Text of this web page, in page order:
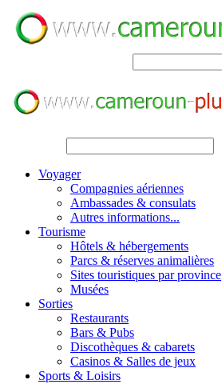
Voyager
Compagnies aériennes
Ambassades & consulats
Autres informations...
Tourisme
Hôtels & hébergements
Parcs & réserves animalières
Sites touristiques par province
Musées
Sorties
Restaurants
Bars & Pubs
Discothèques & cabarets
Casinos & Salles de jeux
Sports & Loisirs